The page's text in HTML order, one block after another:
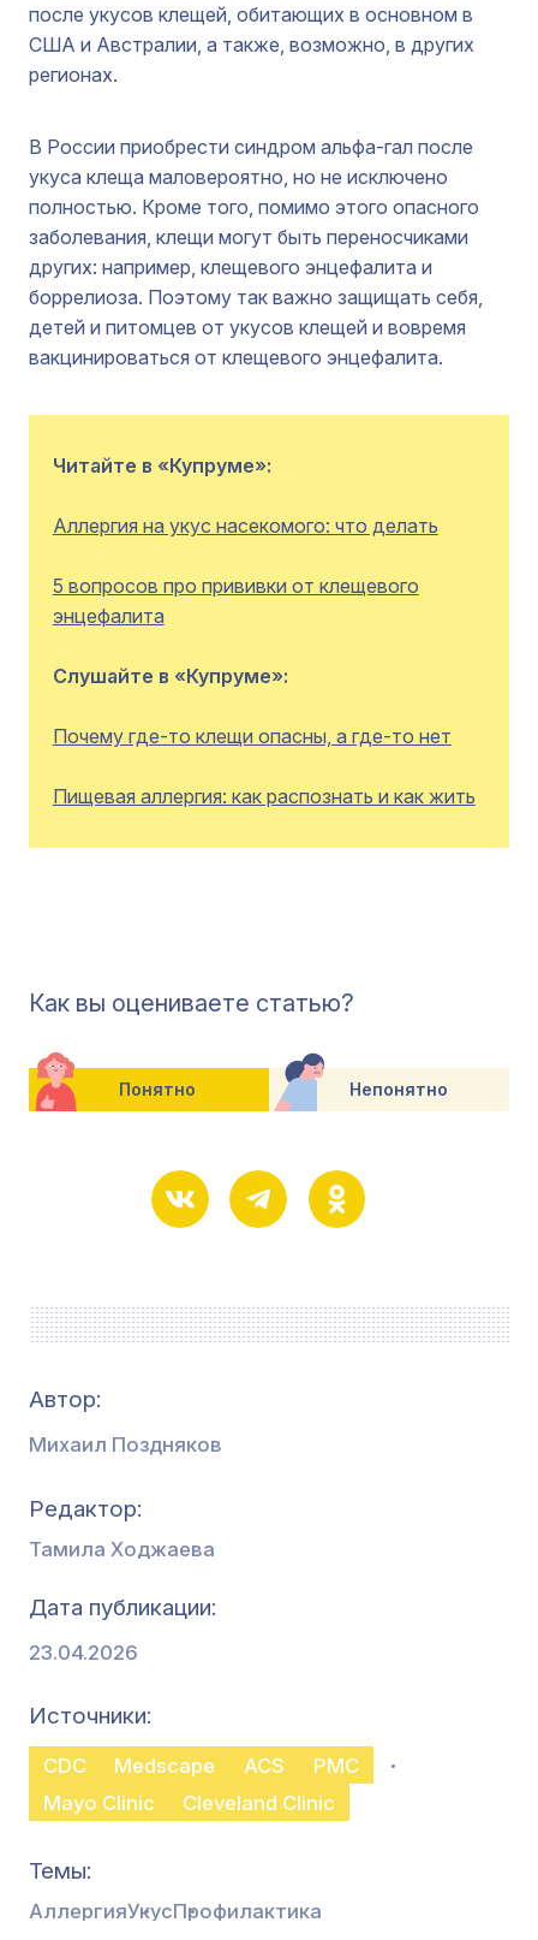
после укусов клещей, обитающих в основном в
США и Австралии, а также, возможно, в других
регионах.
В России приобрести синдром альфа-гал после
укуса клеща маловероятно, но не исключено
полностью. Кроме того, помимо этого опасного
заболевания, клещи могут быть переносчиками
других: например, клещевого энцефалита и
боррелиоза. Поэтому так важно защищать себя,
детей и питомцев от укусов клещей и вовремя
вакцинироваться от клещевого энцефалита.
Читайте в «Купруме»:
Аллергия на укус насекомого: что делать
5 вопросов про прививки от клещевого
энцефалита
Слушайте в «Купруме»:
Почему где-то клещи опасны, а где-то нет
Пищевая аллергия: как распознать и как жить
Как вы оцениваете статью?
Понятно Непонятно
Автор:
Михаил Поздняков
Редактор
Тамила Ходжаева
Дата публикации
23.04.2026
Источники
CDC Medscape ACS
PMC
Mayo Clinic
Cleveland Clinic
Темы
АллергияУкусПрофилактика